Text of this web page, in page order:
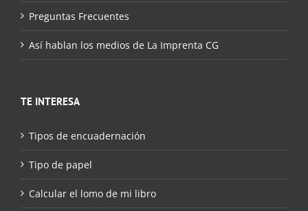
Preguntas Frecuentes
Así hablan los medios de La Imprenta CG
TE INTERESA
Tipos de encuadernación
Tipo de papel
Calcular el lomo de mi libro